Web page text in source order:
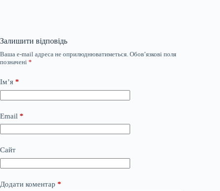
Залишити відповідь
Ваша e-mail адреса не оприлюднюватиметься. Обов’язкові поля
позначені *
Ім’я *
Email *
Сайт
Додати коментар *